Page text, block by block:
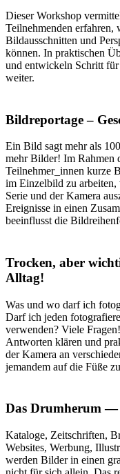
Dieser Workshop
Teilnehmenden erfahren,
Bildausschnitten und
können. In praktischen
und entwickeln Schritt
weiter.
Bildreportage –
Ein Bild sagt mehr als
mehr Bilder! Im Rahmen
Teilnehmer_innen kurze
im Einzelbild zu
Serie und der Kamera
Ereignisse in einen
beeinflusst die
Trocken, aber
Alltag!
Was und wo darf ich
Darf ich jeden
verwenden? Viele
Antworten klären und
der Kamera an
jemandem auf die Füße
Das Drumherum —
Kataloge, Zeitschriften,
Websites, Werbung,
werden Bilder in einen